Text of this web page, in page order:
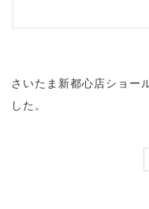
さいたま新都心店ショー
した。